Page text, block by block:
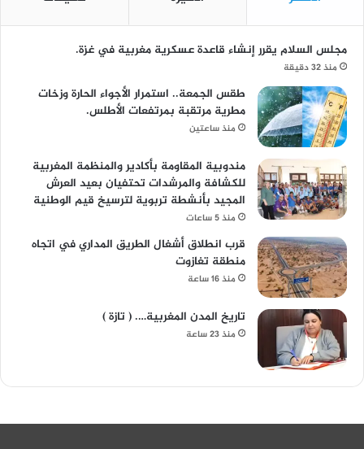
مجلس السلام يقرر إنشاء قاعدة عسكرية مغربية في غزة.
منذ 32 دقيقة
طقس الجمعة.. استمرار الأجواء الحارة وزخات
مطرية مرتقبة بمرتفعات الأطلس.
منذ ساعتين
مندوبية المقاومة بأكادير والمنظمة المغربية
للكشافة والمرشدات تحتفيان بعيد العرش
المجيد بأنشطة تربوية لترسيخ قيم الوطنية
منذ 5 ساعات
قرب انطلاق أشغال الطريق المداري في اتجاه
منطقة تغازوت
منذ 16 ساعة
تاريخ المدن المغربية…. ( تازة )
منذ 23 ساعة